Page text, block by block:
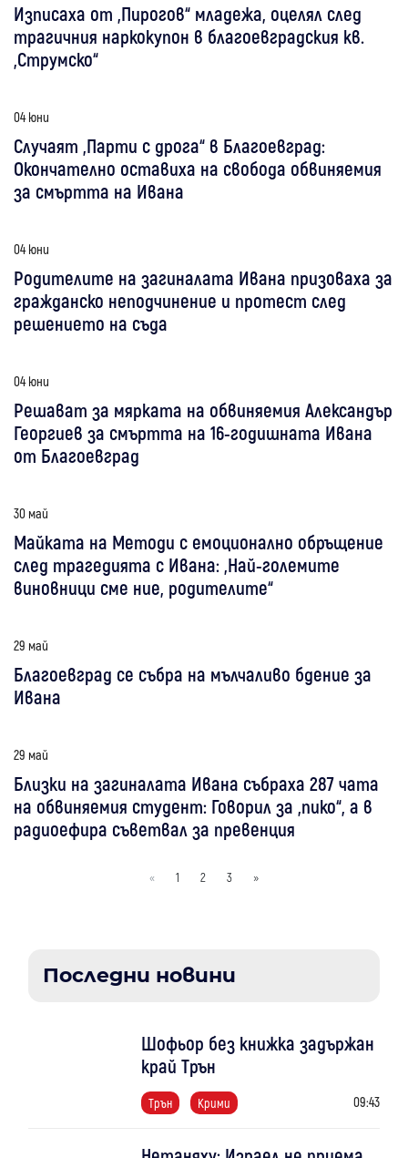
Изписаха от „Пирогов“ младежа, оцелял след
трагичния наркокупон в благоевградския кв.
„Струмско“
04 юни
Случаят „Парти с дрога“ в Благоевград:
Окончателно оставиха на свобода обвиняемия
за смъртта на Ивана
04 юни
Родителите на загиналата Ивана призоваха за
гражданско неподчинение и протест след
решението на съда
04 юни
Решават за мярката на обвиняемия Александър
Георгиев за смъртта на 16-годишната Ивана
от Благоевград
30 май
Майката на Методи с емоционално обръщение
след трагедията с Ивана: „Най-големите
виновници сме ние, родителите“
29 май
Благоевград се събра на мълчаливо бдение за
Ивана
29 май
Близки на загиналата Ивана събраха 287 чата
на обвиняемия студент: Говорил за „пико“, а в
радиоефира съветвал за превенция
« 1 2 3 »
Последни новини
Шофьор без книжка задържан
край Трън
Трън Крими 09:43